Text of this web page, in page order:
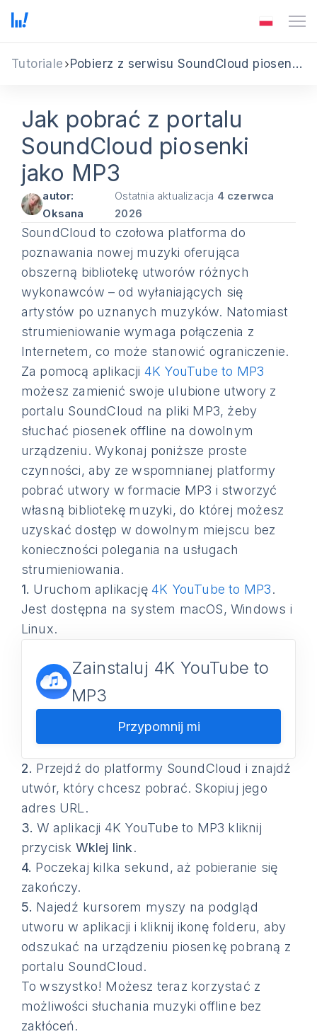
Tutoriale Pobierz z serwisu SoundCloud piosenki jako MP3
Jak pobrać z portalu
SoundCloud piosenki
jako MP3
autor:
Oksana
Ostatnia aktualizacja 4 czerwca
2026
SoundCloud to czołowa platforma do
poznawania nowej muzyki oferująca
obszerną bibliotekę utworów różnych
wykonawców – od wyłaniających się
artystów po uznanych muzyków. Natomiast
strumieniowanie wymaga połączenia z
Internetem, co może stanowić ograniczenie.
Za pomocą aplikacji 4K YouTube to MP3
możesz zamienić swoje ulubione utwory z
portalu SoundCloud na pliki MP3, żeby
słuchać piosenek offline na dowolnym
urządzeniu. Wykonaj poniższe proste
czynności, aby ze wspomnianej platformy
pobrać utwory w formacie MP3 i stworzyć
własną bibliotekę muzyki, do której możesz
uzyskać dostęp w dowolnym miejscu bez
konieczności polegania na usługach
strumieniowania.
1. Uruchom aplikację4K YouTube to MP3.
Jest dostępna na system macOS, Windows i
Linux.
Zainstaluj 4K YouTube to
MP3
Przypomnij mi
2. Przejdź do platformy SoundCloud i znajdź
utwór, który chcesz pobrać. Skopiuj jego
adres URL.
3. W aplikacji 4K YouTube to MP3 kliknij
przycisk Wklej link.
4. Poczekaj kilka sekund, aż pobieranie się
zakończy.
5. Najedź kursorem myszy na podgląd
utworu w aplikacji i kliknij ikonę folderu, aby
odszukać na urządzeniu piosenkę pobraną z
portalu SoundCloud.
To wszystko! Możesz teraz korzystać z
możliwości słuchania muzyki offline bez
zakłóceń.